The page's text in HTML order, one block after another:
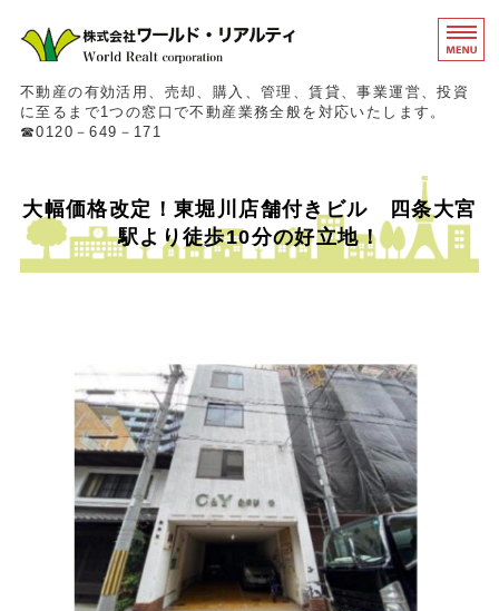
東京都中央区の不動
不動産の有効活用、売却、購入、管理、賃貸、事業運営、投資
に至るまで1つの窓口で不動産業務全般を対応いたします。
☎0120－649－171
事業概要
物件情報
大幅価格改定！東堀川店舗付きビル 四条大宮
駅より徒歩10分の好立地！